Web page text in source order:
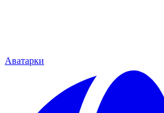
Аватарки